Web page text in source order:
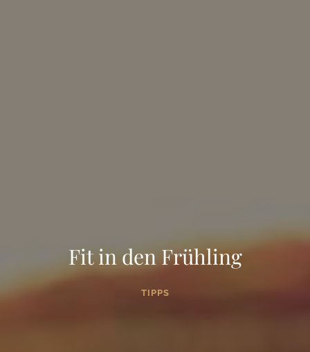
Fit in den Frühling
TIPPS